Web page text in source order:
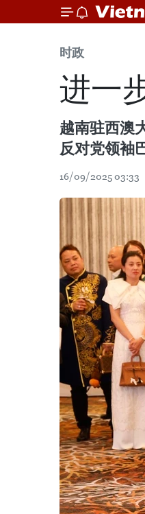
时政
进一
越南驻西澳
反对党领袖
16/09/2025 03:33